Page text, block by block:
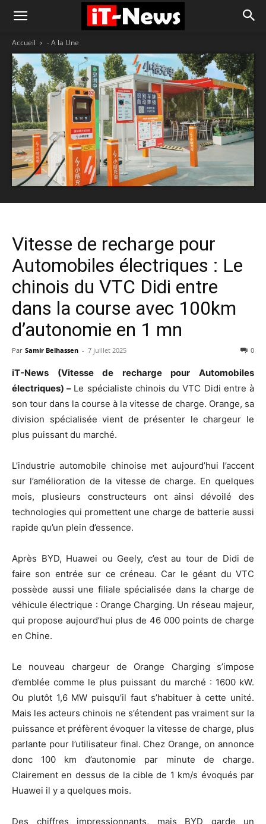
Accueil - A la Une
Vitesse de recharge pour
Automobiles électriques : Le
chinois du VTC Didi entre
dans la course avec 100km
d’autonomie en 1 mn
Par Samir Belhassen - 7 juillet 2025 0
iT-News (Vitesse de recharge pour Automobiles
électriques) – Le spécialiste chinois du VTC Didi entre à
son tour dans la course à la vitesse de charge. Orange, sa
division spécialisée vient de présenter le chargeur le
plus puissant du marché.
L’industrie automobile chinoise met aujourd’hui l’accent
sur l’amélioration de la vitesse de charge. En quelques
mois, plusieurs constructeurs ont ainsi dévoilé des
technologies qui promettent une charge de batterie aussi
rapide qu’un plein d’essence.
Après BYD, Huawei ou Geely, c’est au tour de Didi de
faire son entrée sur ce créneau. Car le géant du VTC
possède aussi une filiale spécialisée dans la charge de
véhicule électrique : Orange Charging. Un réseau majeur,
qui propose aujourd’hui plus de 46 000 points de charge
en Chine.
Le nouveau chargeur de Orange Charging s’impose
d’emblée comme le plus puissant du marché : 1600 kW.
Ou plutôt 1,6 MW puisqu’il faut s’habituer à cette unité.
Mais les acteurs chinois ne s’étendent pas vraiment sur la
puissance et préfèrent évoquer la vitesse de charge, plus
parlante pour l’utilisateur final. Chez Orange, on annonce
donc 100 km d’autonomie par minute de charge.
Clairement en dessus de la cible de 1 km/s évoqués par
Huawei il y a quelques mois.
Des chiffres impressionnants, mais BYD garde un